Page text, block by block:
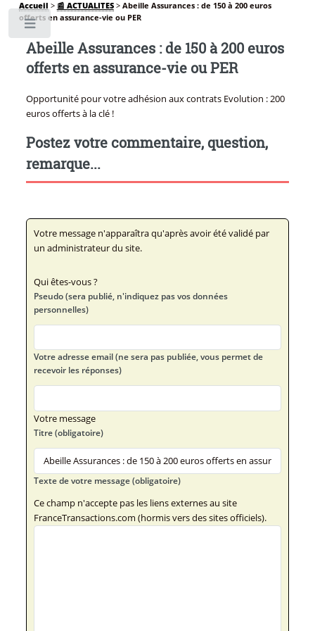
Accueil > 📰 ACTUALITES> Abeille Assurances : de 150 à 200 euros
offerts en assurance-vie ou PER
Abeille Assurances : de 150 à 200 euros
offerts en assurance-vie ou PER
Opportunité pour votre adhésion aux contrats Evolution : 200
euros offerts à la clé !
Postez votre commentaire, question,
remarque...
Votre message n'apparaîtra qu'après avoir été validé par
un administrateur du site.
Qui êtes-vous ?
Pseudo (sera publié, n'indiquez pas vos données
personnelles)
Votre adresse email (ne sera pas publiée, vous permet de
recevoir les réponses)
Votre message
Titre (obligatoire)
Texte de votre message (obligatoire)
Ce champ n'accepte pas les liens externes au site
FranceTransactions.com (hormis vers des sites officiels).